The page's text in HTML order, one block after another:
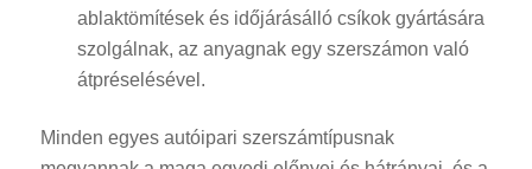
ablaktömítések és időjárásálló csíkok gyártására
szolgálnak, az anyagnak egy szerszámon való
átpréselésével.
Minden egyes autóipari szerszámtípusnak